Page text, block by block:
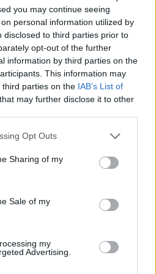
you may continue seeing
personal information utilized by
disclosed to third parties prior to
opt-out of the further
information by third parties on the
This information may
parties on the IAB’s List of
that may further disclose it to other
app uses one or more Google
behaviour. You may click to
and its third-party tags to
purposes in below Google
Opt Outs
Sharing of my
Sale of my
my
Advertising.
die Antwort auf Ihre Frage
den Kundendienst wenden.
kann Ihnen
ob es sich um ein
dem Sie Geschäfte tätigen
des Laptops, den Sie
Sie jedoch, einen Laptop mit
sich zum Beispiel ein Bild
beieinander liegen.
günstigeren Laptop,
wie Sie sich leisten
Laptops. Kaufen Sie
Akkulaufzeit ein, aber